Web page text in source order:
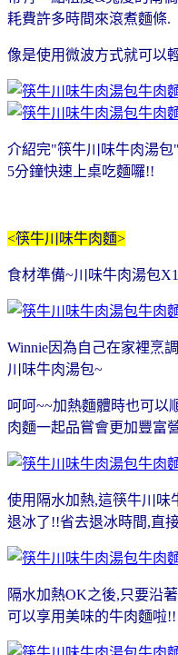
耗費許多時間來滾煮麵條.
像是使用微波方式就可以
介紹完"筷牛川味牛肉湯
5分鐘快速上桌吃麵囉!!
<筷牛川味牛肉麵>
食材準備~川味牛肉湯包
Winnie因為自己在家裡烹
川味牛肉湯包~
呵呵~~加熱麵體時也可以
肉麵一起品嘗會更加豐富
使用隔水加熱,這筷牛川味
退冰了!!省去退冰時間,直
隔水加熱OK之後,只要沿
可以享用美味的牛肉麵啦!!